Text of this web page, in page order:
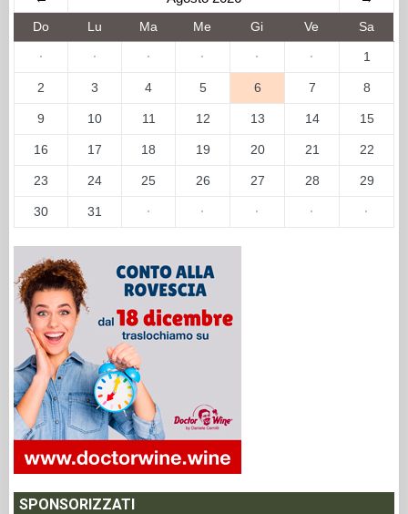
Do Lu Ma Me Gi Ve Sa
· · · · · · 1
2 3 4 5 6 7 8
9 10 11 12 13 14 15
16 17 18 19 20 21 22
23 24 25 26 27 28 29
30 31 · · · · ·
SPONSORIZZATI